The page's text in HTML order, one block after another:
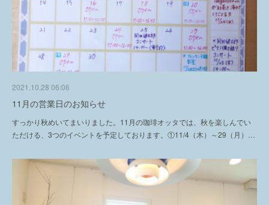
2021.10.28 06:06
11月の営業日のお知らせ
すっかり秋めいてまいりました。11月の珈琲オッタでは、秋を楽しんでい
ただける、3つのイベントを予定しております。①11/4（木）～29（月）…